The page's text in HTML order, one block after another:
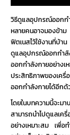
วิธีดูแลอุปกรณ์ออกก
หลายคนอาจมองข้
ฟิตเนสไว้ใช้งานที่บ้า
ดูแลอุปกรณ์ออกกำ
ออกกำลังกายอย่าง
ประสิทธิภาพของเค
ออกกำลังกายได้อีกด้
โดยในบทความนี้จะม
สามารถนำไปดูแลเค
อย่างเหมาะสม เพื่อ